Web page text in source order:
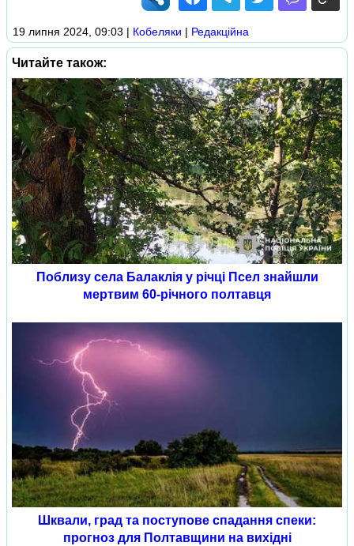
19 липня 2024, 09:03 | Кобеляки | Редакційна
Читайте також:
Поблизу села Балаклія у річці Псел знайшли
мертвим 60-річного полтавця
Шквали, град та поступове спадання спеки:
прогноз для Полтавщини на вихідні